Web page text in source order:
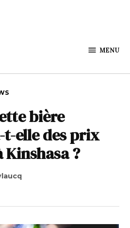
MENU
bière
t-elle des prix
?